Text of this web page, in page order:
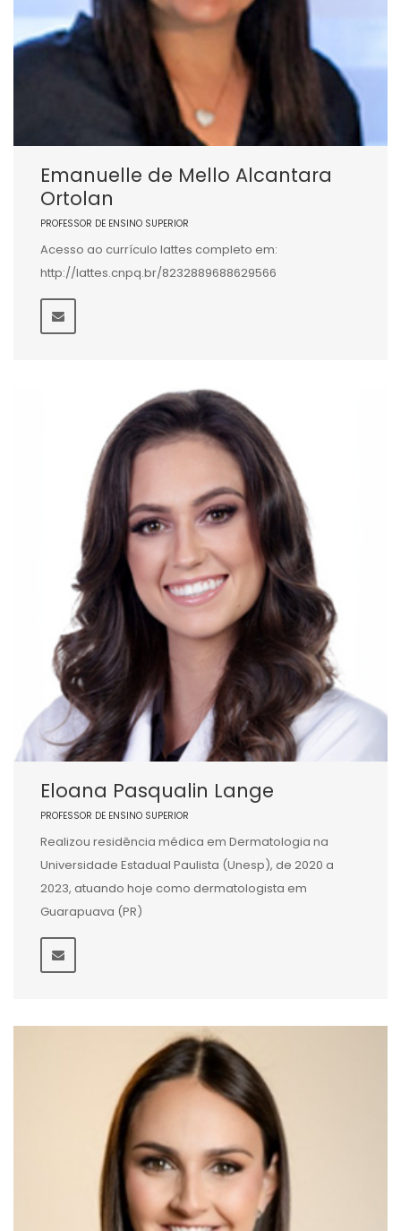
Emanuelle de Mello Alcantara
Ortolan
PROFESSOR DE ENSINO SUPERIOR
Acesso ao currículo lattes completo em:
http://lattes.cnpq.br/8232889688629566
Eloana Pasqualin Lange
PROFESSOR DE ENSINO SUPERIOR
Realizou residência médica em Dermatologia na
Universidade Estadual Paulista (Unesp), de 2020 a
2023, atuando hoje como dermatologista em
Guarapuava (PR)